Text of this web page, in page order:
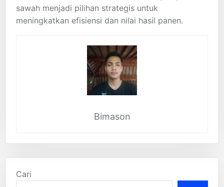
sawah menjadi pilihan strategis untuk
meningkatkan efisiensi dan nilai hasil panen.
Bimason
Cari